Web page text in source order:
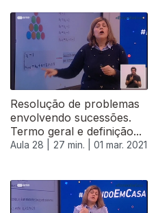
Resolução de problemas
envolvendo sucessões.
Termo geral e definição...
Aula 28 | 27 min. | 01 mar. 2021